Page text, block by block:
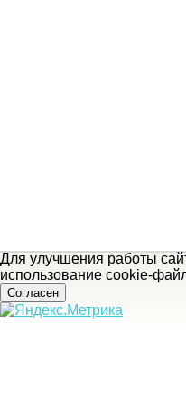
Для улучшения работы
использование cookie-
Согласен